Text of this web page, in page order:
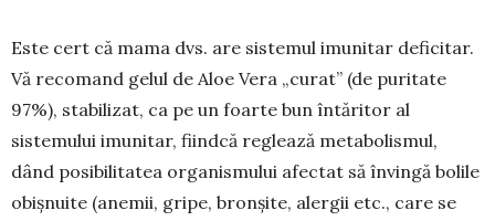
Este cert că mama dvs. are sistemul imunitar deficitar.
Vă recomand gelul de Aloe Vera „curat” (de puritate
97%), stabilizat, ca pe un foarte bun întăritor al
sistemului imunitar, fiindcă reglează metabolismul,
dând posibilitatea organismului afectat să învingă bolile
obișnuite (anemii, gripe, bronșite, alergii etc., care se